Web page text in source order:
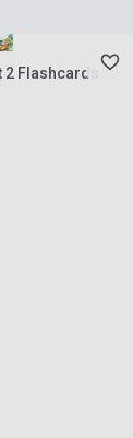
Flashcards